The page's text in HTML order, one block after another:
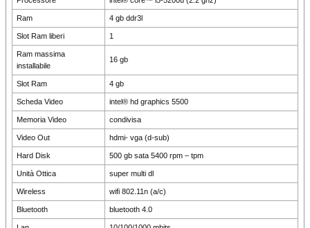
Ram 4 gb ddr3l
Slot Ram liberi 1
Ram massima
installabile
16 gb
Slot Ram 4 gb
Scheda Video intel® hd graphics 5500
Memoria Video condivisa
Video Out hdmi- vga (d-sub)
Hard Disk 500 gb sata 5400 rpm – tpm
Unità Ottica super multi dl
Wireless wifi 802.11n (a/c)
Bluetooth bluetooth 4.0